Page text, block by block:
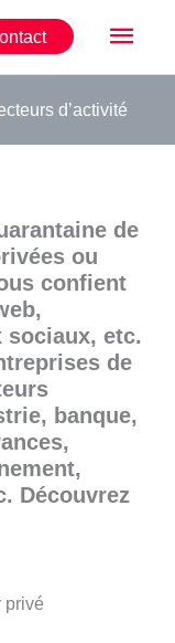
d’activité
de
ou
confient
sociaux, etc.
de
banque,
Découvrez
privé